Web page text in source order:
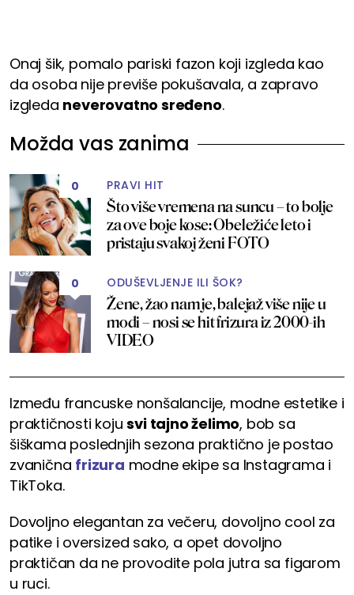
Onaj šik, pomalo pariski fazon koji izgleda kao
da osoba nije previše pokušavala, a zapravo
izgleda neverovatno sređeno.
Možda vas zanima
0 PRAVI HIT
Što više vremena na suncu – to bolje
za ove boje kose: Obeležiće leto i
pristaju svakoj ženi FOTO
0 ODUŠEVLJENJE ILI ŠOK?
Žene, žao nam je, balejaž više nije u
modi – nosi se hit frizura iz 2000-ih
VIDEO
Između francuske nonšalancije, modne estetike i
praktičnosti kojusvi tajno želimo, bob sa
šiškama poslednjih sezona praktično je postao
zvanična frizura modne ekipe sa Instagrama i
TikToka.
Dovoljno elegantan za večeru, dovoljno cool za
patike i oversized sako, a opet dovoljno
praktičan da ne provodite pola jutra sa figarom
u ruci.